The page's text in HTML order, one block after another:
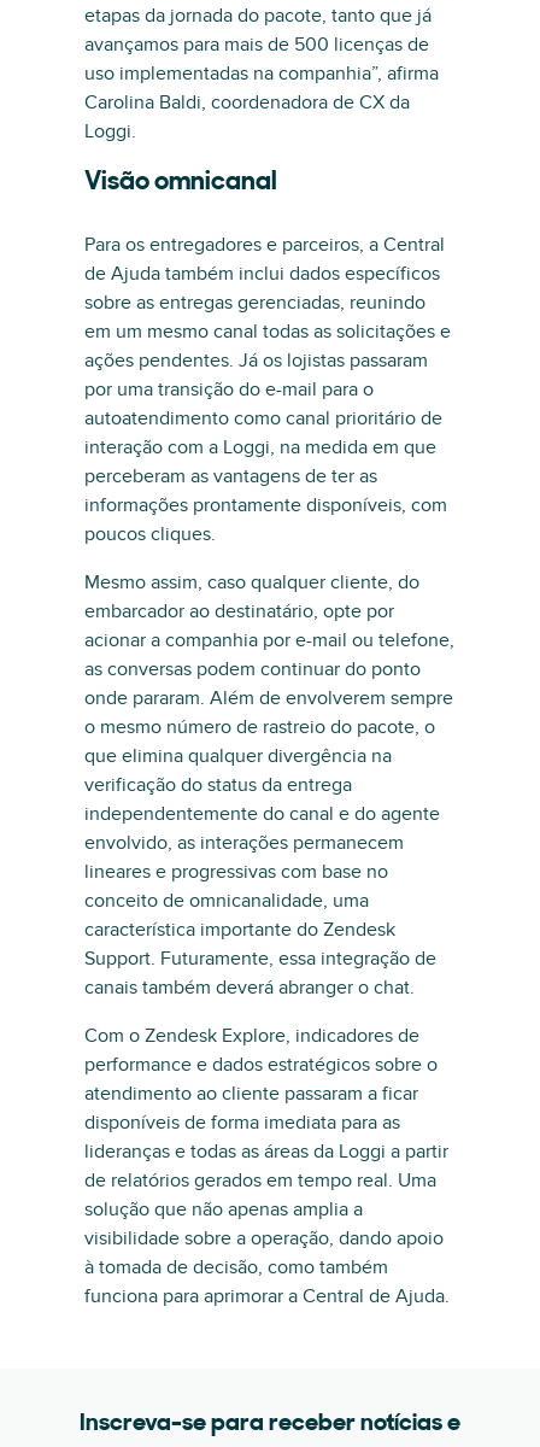
etapas da jornada do pacote, tanto que já
avançamos para mais de 500 licenças de
uso implementadas na companhia”, afirma
Carolina Baldi, coordenadora de CX da
Loggi.
Visão omnicanal
Para os entregadores e parceiros, a Central
de Ajuda também inclui dados específicos
sobre as entregas gerenciadas, reunindo
em um mesmo canal todas as solicitações e
ações pendentes. Já os lojistas passaram
por uma transição do e-mail para o
autoatendimento como canal prioritário de
interação com a Loggi, na medida em que
perceberam as vantagens de ter as
informações prontamente disponíveis, com
poucos cliques.
Mesmo assim, caso qualquer cliente, do
embarcador ao destinatário, opte por
acionar a companhia por e-mail ou telefone,
as conversas podem continuar do ponto
onde pararam. Além de envolverem sempre
o mesmo número de rastreio do pacote, o
que elimina qualquer divergência na
verificação do status da entrega
independentemente do canal e do agente
envolvido, as interações permanecem
lineares e progressivas com base no
conceito de omnicanalidade, uma
característica importante do Zendesk
Support. Futuramente, essa integração de
canais também deverá abranger o chat.
Com o Zendesk Explore, indicadores de
performance e dados estratégicos sobre o
atendimento ao cliente passaram a ficar
disponíveis de forma imediata para as
lideranças e todas as áreas da Loggi a partir
de relatórios gerados em tempo real. Uma
solução que não apenas amplia a
visibilidade sobre a operação, dando apoio
à tomada de decisão, como também
funciona para aprimorar a Central de Ajuda.
Inscreva-se para receber notícias e